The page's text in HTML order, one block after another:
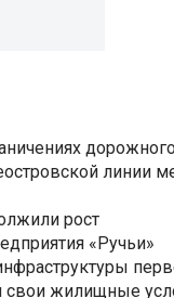
линии
рост
«Ручьи»
свои жилищные